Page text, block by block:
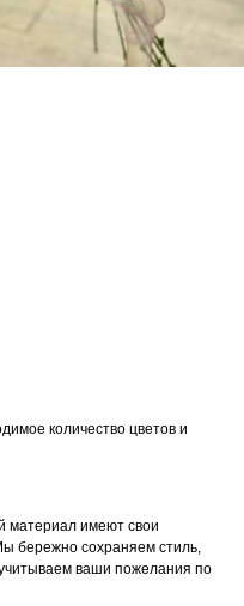
количество цветов и
материал имеют свои
бережно сохраняем стиль,
ваши пожелания по